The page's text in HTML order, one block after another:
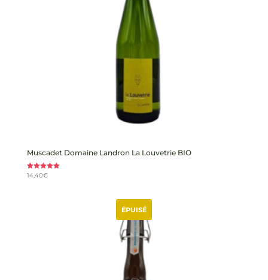
Muscadet Domaine Landron La Louvetrie BIO
Note
5.00
14,40€
ÉPUISÉ